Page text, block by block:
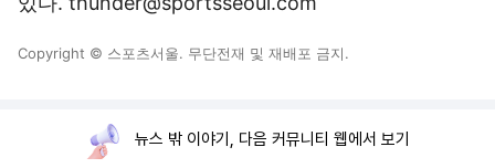
Copyright © 스포츠서울. 무단전재 및 재배포 금지.
뉴스 밖 이야기, 다음 커뮤니티 웹에서 보기